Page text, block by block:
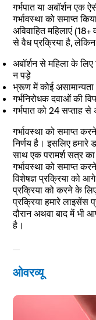
गर्भपात या अबॉर्शन एक
गर्भावस्था को समाप्त
अविवाहित महिलाएं
से वैध प्रक्रिया है,
अबॉर्शन से महिला के
न पड़े
भ्रूण में कोई असामान्यता
गर्भनिरोधक दवाओं की
गर्भपात को 24 सप्ताह
गर्भावस्था को समाप्त
निर्णय है। इसलिए हमारे
साथ एक परामर्श सत्र
गर्भावस्था को समाप्त
विशेषज्ञ प्रक्रिया को
प्रक्रिया को करने के
प्रक्रिया हमारे लाइसेंस
दौरान अथवा बाद में भी
है।
ओवरव्यू